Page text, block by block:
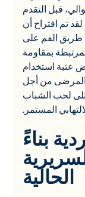
قبل التقدم
لقد تم اقتراح أن
طريق الفم على
بمقاومة
عتبة استخدام
المرضى من أجل
لحب الشباب
المستمر.
بناءً
الحالية